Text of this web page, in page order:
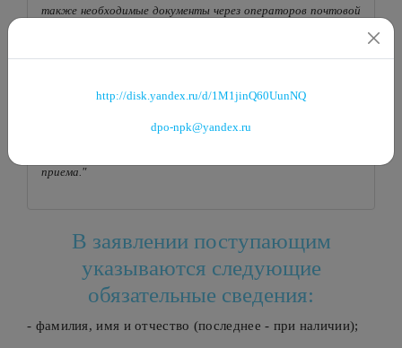
dpo-npk@yandex.ru
также необходимые документы через операторов почтовой
сканируется и направляется на электронный адрес
поступающий к заявлению о приеме прилагает ксерокопии
документа государственного образца об образовании, а
приема."
В заявлении поступающим
указываются следующие
обязательные сведения:
- фамилия, имя и отчество (последнее - при наличии);